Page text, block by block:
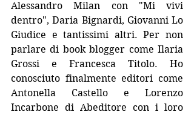
Alessandro Milan con "Mi vivi
dentro", Daria Bignardi, Giovanni Lo
Giudice e tantissimi altri. Per non
parlare di book blogger come Ilaria
Grossi e Francesca Titolo. Ho
conosciuto finalmente editori come
Antonella Castello e Lorenzo
Incarbone di Abeditore con i loro